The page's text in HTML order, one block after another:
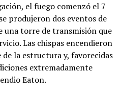
el fuego comenzó el 7
produjeron dos eventos de
una torre de transmisión que
Las chispas encendieron
de la estructura y, favorecidas
extremadamente
Eaton.